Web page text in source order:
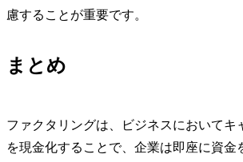
慮することが重要です。
まとめ
ファクタリングは、ビジネスにおいて
を現金化することで、企業は即座に資